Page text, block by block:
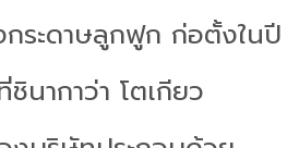
ระดาษลูกฟูก ก่อตั้งในปี
นากาว่า โตเกียว